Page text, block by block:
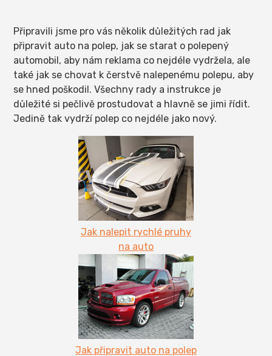
Připravili jsme pro vás několik důležitých rad jak
připravit auto na polep, jak se starat o polepený
automobil, aby nám reklama co nejdéle vydržela, ale
také jak se chovat k čerstvě nalepenému polepu, aby
se hned poškodil. Všechny rady a instrukce je
důležité si pečlivě prostudovat a hlavně se jimi řídit.
Jedině tak vydrží polep co nejdéle jako nový.
Jak nalepit rychlé pruhy
na auto
Jak připravit auto na polep